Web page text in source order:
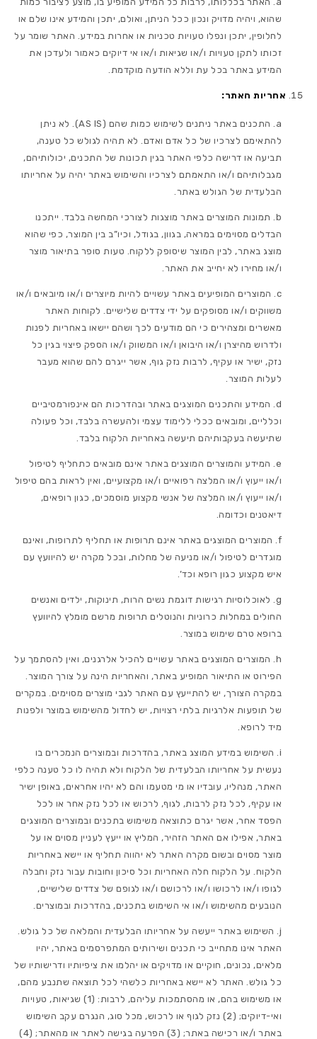
שהוא, ויהיה מדויק ונכון ככל הניתן, ואולם, יתכן והמידע אינו שלם או
לחלופין, יתכן ונפלו טעויות טכניות או אחרות במידע. האתר שומר על
זכותו לתקן טעויות ו/או שגיאות ו/או אי דיוקים כאמור ולעדכן את
המידע באתר בכל עת וללא הודעה מוקדמת.
אחריות האתר:
התכנים באתר ניתנים לשימוש כמות שהם (AS IS). לא ניתן
להתאימם לצרכיו של כל אדם ואדם. לא תהיה לגולש כל טענה,
תביעה או דרישה כלפי האתר בגין תכונות של התכנים, יכולותיהם,
מגבלותיהם ו/או התאמתם לצרכיו והשימוש באתר יהיה על אחריותו
הבלעדית של הגולש באתר.
תמונות המוצרים באתר מוצגות לצורכי המחשה בלבד. ייתכנו
הבדלים מסוימים במראה, בגוון, בגודל, וכיו”ב בין המוצר, כפי שהוא
מוצג באתר, לבין המוצר שיסופק ללקוח. טעות סופר בתיאור מוצר
ו/או מחירו לא יחייב את האתר.
המוצרים המופיעים באתר עשויים להיות מיוצרים ו/או מיובאים ו/או
משווקים ו/או מסופקים על ידי צדדים שלישיים. לקוחות האתר
מאשרים ומצהירים כי הם מודעים לכך ושהם יישאו באחריות לפנות
ולדרוש מהיצרן ו/או היבואן ו/או המשווק ו/או הספק פיצוי בגין כל
נזק, ישיר או עקיף, לרבות נזק גוף, אשר ייגרם להם שהוא מעבר
לעלות המוצר.
המידע והתכנים המוצגים באתר ובהדרכות הם אינפורמטיביים
וכלליים, ומובאים ככלי ללימוד עצמי ולהעשרה בלבד, וכל פעולה
שתיעשה בעקבותיהם תיעשה באחריות הלקוח בלבד.
המידע והמוצרים המוצגים באתר אינם מובאים כתחליף לטיפול
ו/או ייעוץ ו/או המלצה רפואיים ו/או מקצועיים, ואין לראות בהם טיפול
ו/או ייעוץ ו/או המלצה של אנשי מקצוע מוסמכים, כגון רופאים,
דיאטנים וכדומה.
המוצרים המוצגים באתר אינם תרופות או תחליף לתרופות, ואינם
מוגדרים לטיפול ו/או מניעה של מחלות, ובכל מקרה יש להיוועץ עם
איש מקצוע כגון רופא וכד’.
לאוכלוסיות רגישות דוגמת נשים הרות, תינוקות, ילדים ואנשים
החולים במחלות כרוניות והנוטלים תרופות מרשם מומלץ להיוועץ
ברופא טרם שימוש במוצר.
המוצרים המוצגים באתר עשויים להכיל אלרגנים, ואין להסתמך על
הפירוט או התיאור המופיע באתר, והאחריות הינה על צורך המוצר.
במקרה הצורך, יש להתייעץ עם האתר לגבי מוצרים מסוימים. במקרים
של תופעות אלרגיות בלתי רצויות, יש לחדול מהשימוש במוצר ולפנות
מיד לרופא.
השימוש במידע המוצג באתר, בהדרכות ובמוצרים הנמכרים בו
נעשית על אחריותו הבלעדית של הלקוח ולא תהיה לו כל טענה כלפי
האתר, מנהליו, עובדיו או מי מטעמו והם לא יהיו אחראים, באופן ישיר
או עקיף, לכל נזק לרבות, לגוף, לרכוש או לכל נזק אחר או לכל
הפסד אחר, אשר יגרם כתוצאה משימוש בתכנים ובמוצרים המוצגים
באתר, אפילו אם האתר הזהיר, המליץ או ייעץ לעניין מסוים או על
מוצר מסוים ובשום מקרה האתר לא יהווה תחליף או יישא באחריות
הלקוח. על הלקוח חלה האחריות וכל סיכון וחובות עבור נזק וחבלה
לגופו ו/או לרכושו ו/או לרכושם ו/או לגופם של צדדים שלישיים,
הנובעים מהשימוש ו/או אי השימוש בתכנים, בהדרכות ובמוצרים.
השימוש באתר ייעשה על אחריותו הבלעדית והמלאה של כל גולש.
האתר אינו מתחייב כי תכנים ושירותים המתפרסמים באתר, יהיו
מלאים, נכונים, חוקיים או מדויקים או יהלמו את ציפיותיו ודרישותיו של
כל גולש. האתר לא יישא באחריות כלשהי לכל תוצאה שתנבע מהם,
או משימוש בהם, או מהסתמכות עליהם, לרבות: (1) שגיאות, טעויות
ואי-דיוקים; (2) נזק לגוף או לרכוש, מכל סוג, הנגרם עקב השימוש
באתר ו/או רכישה באתר; (3) הפרעה בגישה לאתר או מהאתר; (4)